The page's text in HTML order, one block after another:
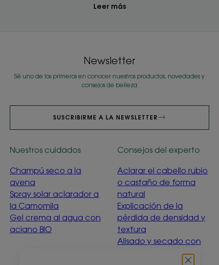
Leer más
Newsletter
Sé uno de los primeros en conocer nuestros productos, novedades y
consejos de belleza
SUSCRIBIRME A LA NEWSLETTER
Nuestros cuidados
Champú seco a la
avena
Spray solar aclarador a
la Camomila
Gel crema al agua con
aciano BIO
Consejos del experto
Aclarar el cabello rubio
o castaño de forma
natural
Explicación de la
pérdida de densidad y
textura
Alisado y secado con